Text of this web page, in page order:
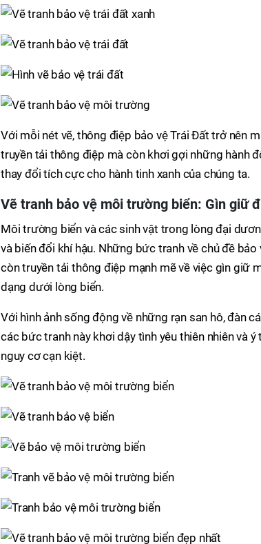
Với mỗi nét vẽ, thông điệp bảo vệ Trái Đất trở nên
truyền tải thông điệp mà còn khơi gợi những hành
thay đổi tích cực cho hành tinh xanh của chúng ta.
Vẽ tranh bảo vệ môi trường biển: Gìn giữ
Môi trường biển và các sinh vật trong lòng đại
và biến đổi khí hậu. Những bức tranh về chủ đề
còn truyền tải thông điệp mạnh mẽ về việc gìn giữ
dạng dưới lòng biển.
Với hình ảnh sống động về những rạn san hô, đàn
các bức tranh này khơi dậy tình yêu thiên nhiên và
nguy cơ cạn kiệt.